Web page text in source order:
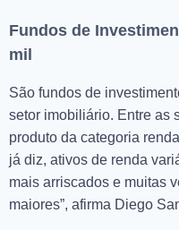
Fundos de
mil
São fundos de
setor imobiliário. Entre as
produto da categoria
já diz, ativos de renda
mais arriscados e muitas
maiores”, afirma Diego